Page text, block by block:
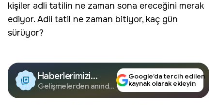
kişiler adli tatilin ne zaman sona ereceğini merak
ediyor. Adli tatil ne zaman bitiyor, kaç gün
sürüyor?
Haberlerimizi
Google'da Takip
Edin
Gelişmelerden anında
Google’da tercih edilen
kaynak olarak ekleyin